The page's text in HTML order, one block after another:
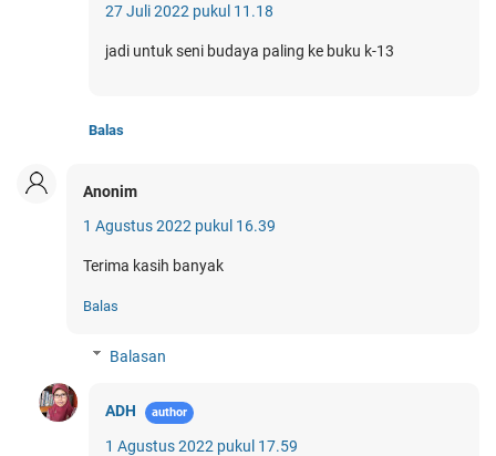
27 Juli 2022 pukul 11.18
jadi untuk seni budaya paling ke buku k-13
Balas
Anonim
1 Agustus 2022 pukul 16.39
Terima kasih banyak
Balas
Balasan
ADH
1 Agustus 2022 pukul 17.59